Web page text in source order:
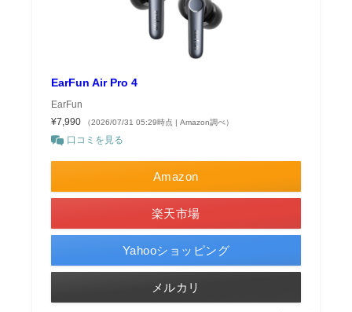
EarFun Air Pro 4
EarFun
¥7,990
（2026/07/31 05:29時点 | Amazon調べ）
口コミを見る
Amazon
楽天市場
Yahooショッピング
メルカリ